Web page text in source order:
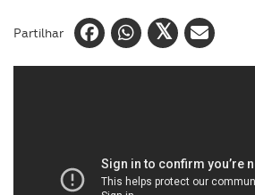
Partilhar